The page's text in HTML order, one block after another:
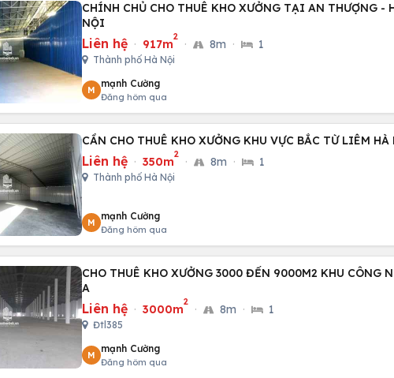
CHÍNH CHỦ CHO THUÊ KHO XƯỞNG TẠI AN THƯỢNG -
NỘI
Liên hệ · 917m
2
· 8m · 1
Thành phố Hà Nội
M
mạnh Cường
Đăng hôm qua
CẦN CHO THUÊ KHO XƯỞNG KHU VỰC BẮC TỪ LIÊM HÀ
Liên hệ · 350m
2
· 8m · 1
Thành phố Hà Nội
M
mạnh Cường
Đăng hôm qua
CHO THUÊ KHO XƯỞNG 3000 ĐẾN 9000M2 KHU CÔNG
A
Liên hệ · 3000m
2
· 8m · 1
Đtl385
M
mạnh Cường
Đăng hôm qua